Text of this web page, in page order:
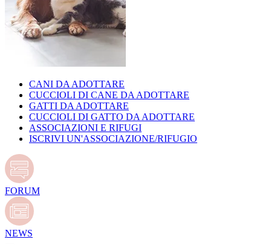
CANI DA ADOTTARE
CUCCIOLI DI CANE DA ADOTTARE
GATTI DA ADOTTARE
CUCCIOLI DI GATTO DA ADOTTARE
ASSOCIAZIONI E RIFUGI
ISCRIVI UN'ASSOCIAZIONE/RIFUGIO
FORUM
NEWS